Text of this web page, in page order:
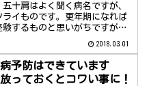
五十肩はよく聞く病名ですが、
ライものです。更年期になれば
験するものと思いがちですが、
2018.03.01
病予防はできています
っておくとコワい事に！